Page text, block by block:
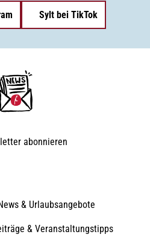
Sylt bei TikTok
abonnieren
& Urlaubsangebote
& Veranstaltungstipps